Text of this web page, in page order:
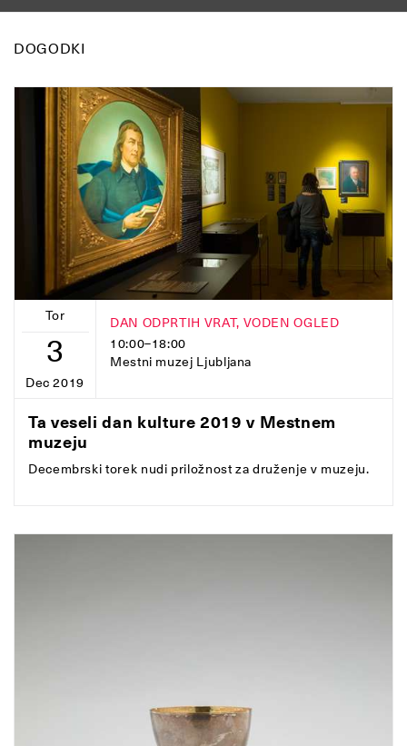
DOGODKI
Tor
3
Dec 2019
DAN ODPRTIH VRAT, VODEN OGLED
10:00–18:00
Mestni muzej Ljubljana
Ta veseli dan kulture 2019 v Mestnem
muzeju
Decembrski torek nudi priložnost za druženje v muzeju.